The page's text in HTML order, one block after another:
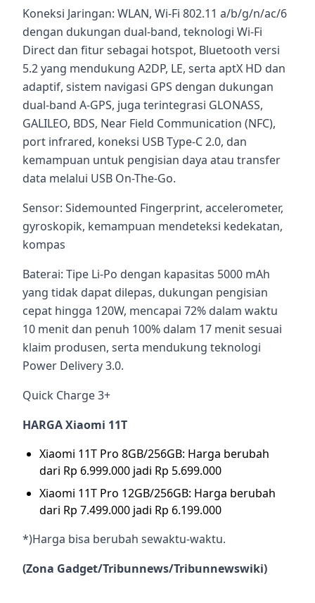
Koneksi Jaringan: WLAN, Wi-Fi 802.11 a/b/g/n/ac/6
dengan dukungan dual-band, teknologi Wi-Fi
Direct dan fitur sebagai hotspot, Bluetooth versi
5.2 yang mendukung A2DP, LE, serta aptX HD dan
adaptif, sistem navigasi GPS dengan dukungan
dual-band A-GPS, juga terintegrasi GLONASS,
GALILEO, BDS, Near Field Communication (NFC),
port infrared, koneksi USB Type-C 2.0, dan
kemampuan untuk pengisian daya atau transfer
data melalui USB On-The-Go.
Sensor: Sidemounted Fingerprint, accelerometer,
gyroskopik, kemampuan mendeteksi kedekatan,
kompas
Baterai: Tipe Li-Po dengan kapasitas 5000 mAh
yang tidak dapat dilepas, dukungan pengisian
cepat hingga 120W, mencapai 72% dalam waktu
10 menit dan penuh 100% dalam 17 menit sesuai
klaim produsen, serta mendukung teknologi
Power Delivery 3.0.
Quick Charge 3+
HARGA Xiaomi 11T
Xiaomi 11T Pro 8GB/256GB: Harga berubah
dari Rp 6.999.000 jadi Rp 5.699.000
Xiaomi 11T Pro 12GB/256GB: Harga berubah
dari Rp 7.499.000 jadi Rp 6.199.000
*)Harga bisa berubah sewaktu-waktu.
(Zona Gadget/Tribunnews/Tribunnewswiki)